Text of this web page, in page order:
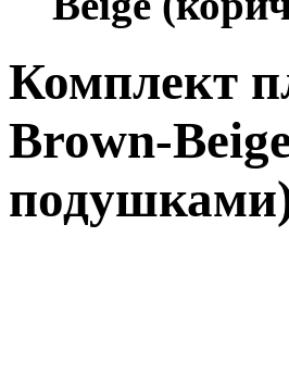
Комплект
Brown-